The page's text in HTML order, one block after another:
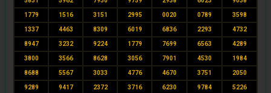
1779 1516 3151 2995 0020 0789 3598
1337 4463 8309 6019 6836 2293 4732
8947 3232 9224 1779 7699 6563 4289
3800 3566 8628 3056 7901 4530 1984
8688 5567 3033 4776 4670 3751 2050
9289 9417 2372 3716 6230 9784 5226